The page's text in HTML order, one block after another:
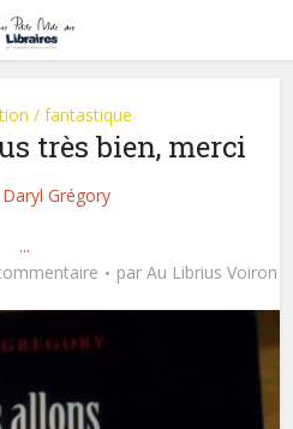
/ fantastique
très bien, merci
Daryl Grégory
...
par Au Librius Voiron